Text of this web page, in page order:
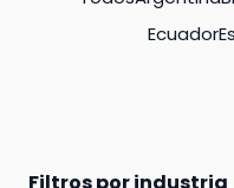
Ecuador
Filtros por industria